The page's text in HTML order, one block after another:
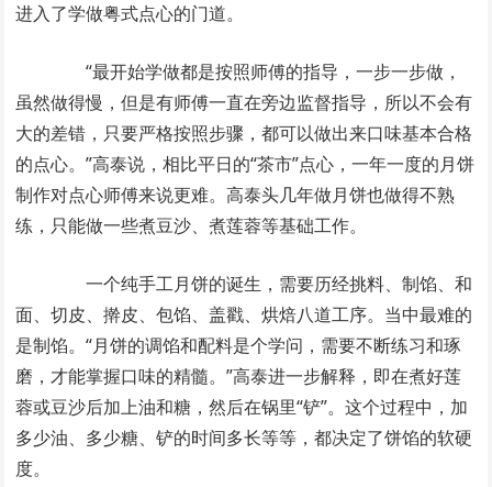
进入了学做粤式点心的门道。
“最开始学做都是按照师傅的指导，一步一步做，
虽然做得慢，但是有师傅一直在旁边监督指导，所以不会有
大的差错，只要严格按照步骤，都可以做出来口味基本合格
的点心。”高泰说，相比平日的“茶市”点心，一年一度的月饼
制作对点心师傅来说更难。高泰头几年做月饼也做得不熟
练，只能做一些煮豆沙、煮莲蓉等基础工作。
一个纯手工月饼的诞生，需要历经挑料、制馅、和
面、切皮、擀皮、包馅、盖戳、烘焙八道工序。当中最难的
是制馅。“月饼的调馅和配料是个学问，需要不断练习和琢
磨，才能掌握口味的精髓。”高泰进一步解释，即在煮好莲
蓉或豆沙后加上油和糖，然后在锅里“铲”。这个过程中，加
多少油、多少糖、铲的时间多长等等，都决定了饼馅的软硬
度。